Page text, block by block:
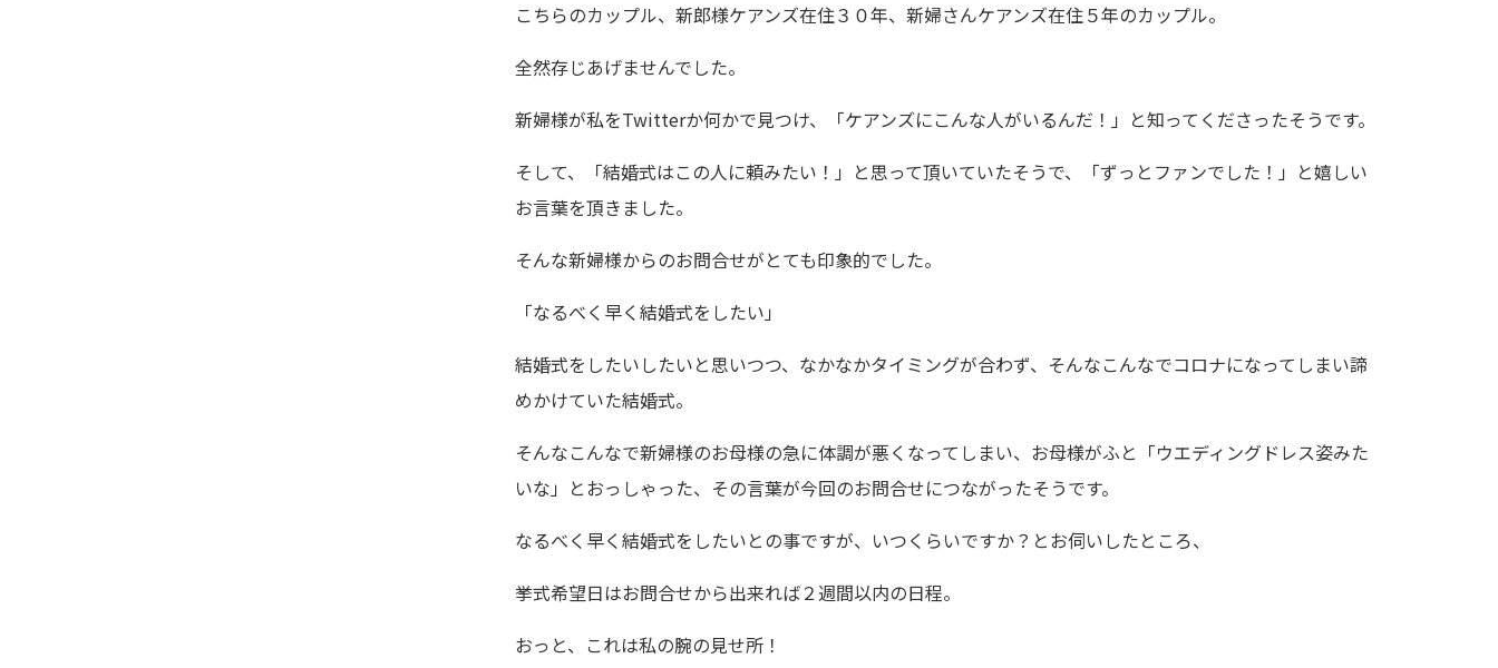
こちらのカップル、新郎様ケアンズ在住３０年、新婦さんケアンズ在住５年のカップル。
全然存じあげませんでした。
新婦様が私をTwitterか何かで見つけ、「ケアンズにこんな人がいるんだ！」と知ってくださったそうです。
そして、「結婚式はこの人に頼みたい！」と思って頂いていたそうで、「ずっとファンでした！」と嬉しい
お言葉を頂きました。
そんな新婦様からのお問合せがとても印象的でした。
「なるべく早く結婚式をしたい」
結婚式をしたいしたいと思いつつ、なかなかタイミングが合わず、そんなこんなでコロナになってしまい諦
めかけていた結婚式。
そんなこんなで新婦様のお母様の急に体調が悪くなってしまい、お母様がふと「ウエディングドレス姿みた
いな」とおっしゃった、その言葉が今回のお問合せにつながったそうです。
なるべく早く結婚式をしたいとの事ですが、いつくらいですか？とお伺いしたところ、
挙式希望日はお問合せから出来れば２週間以内の日程。
おっと、これは私の腕の見せ所！